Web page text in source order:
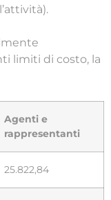
limiti di costo, la
Agenti e
rappresentanti
25.822,84